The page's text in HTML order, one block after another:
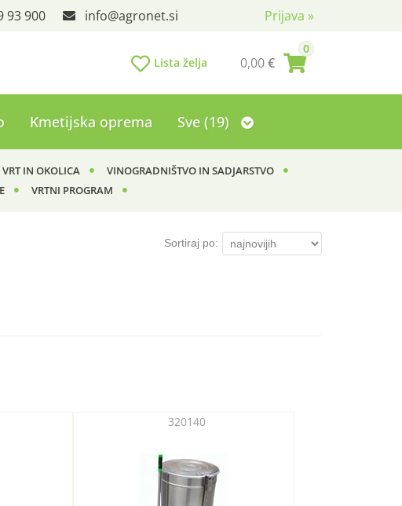
Prijava »
93 900 info agronet.si
0
0,00€
Lista želja
Kmetijska oprema Sve (19)
VRT IN OKOLICA
VINOGRADNIŠTVO IN SADJARSTVO
VRTNI PROGRAM
Sortiraj po:
320140